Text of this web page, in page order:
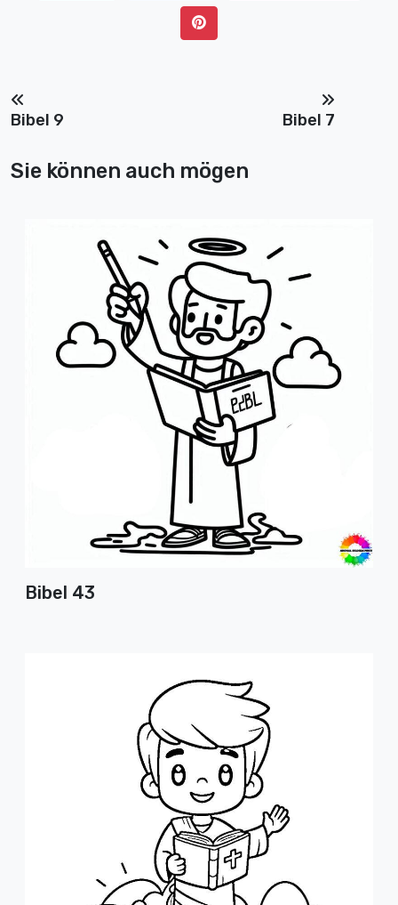
Bibel 9 Bibel 7
Sie können auch mögen
Bibel 43